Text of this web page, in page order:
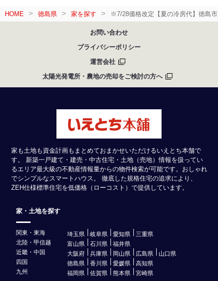
HOME 徳島県 家を探す ※7/28価格改定【夏の冷房代】徳島
お問い合わせ
プライバシーポリシー
運営会社
太陽光発電所・農地の売却をご検討の方へ
家も土地も資金計画もまとめておまかせいただけるいえとち本舗で
す。 新築一戸建て・建売・中古住宅・土地（売地）情報を扱ってい
るエリア最大級の不動産情報量からの物件検索が可能です。おしゃれ
でシンプルなスマートハウス。 徹底した規格住宅の追求により、
ZEH仕様標準住宅を低価格（ローコスト）で提供しています。
家・土地を探す
関東・東海 埼玉県 岐阜県 愛知県
三重県
北陸・甲信越
富山県 石川県
福井県
近畿・中国
大阪府 兵庫県 岡山県 広島県
山口県
四国
徳島県 香川県 愛媛県
高知県
九州
福岡県 佐賀県 熊本県 宮崎県